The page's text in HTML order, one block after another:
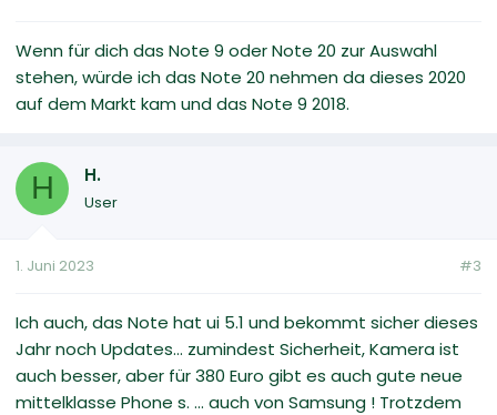
Wenn für dich das Note 9 oder Note 20 zur Auswahl
stehen, würde ich das Note 20 nehmen da dieses 2020
auf dem Markt kam und das Note 9 2018.
H H.
User
1. Juni 2023 #3
Ich auch, das Note hat ui 5.1 und bekommt sicher dieses
Jahr noch Updates... zumindest Sicherheit, Kamera ist
auch besser, aber für 380 Euro gibt es auch gute neue
mittelklasse Phone s. ... auch von Samsung ! Trotzdem